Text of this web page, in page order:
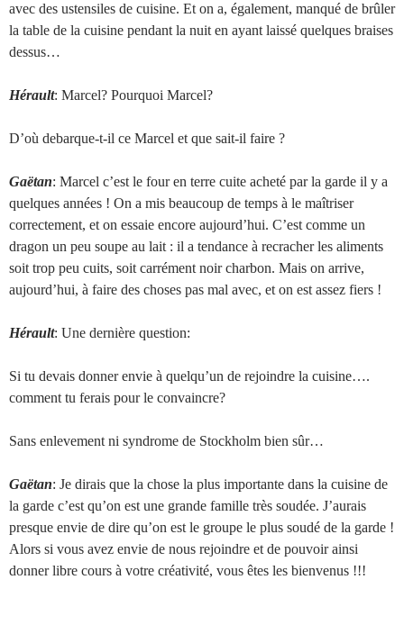
avec des ustensiles de cuisine. Et on a, également, manqué de brûler
la table de la cuisine pendant la nuit en ayant laissé quelques braises
dessus…
Hérault: Marcel? Pourquoi Marcel?
D’où debarque-t-il ce Marcel et que sait-il faire ?
Gaëtan: Marcel c’est le four en terre cuite acheté par la garde il y a
quelques années ! On a mis beaucoup de temps à le maîtriser
correctement, et on essaie encore aujourd’hui. C’est comme un
dragon un peu soupe au lait : il a tendance à recracher les aliments
soit trop peu cuits, soit carrément noir charbon. Mais on arrive,
aujourd’hui, à faire des choses pas mal avec, et on est assez fiers !
Hérault: Une dernière question:
Si tu devais donner envie à quelqu’un de rejoindre la cuisine….
comment tu ferais pour le convaincre?
Sans enlevement ni syndrome de Stockholm bien sûr…
Gaëtan: Je dirais que la chose la plus importante dans la cuisine de
la garde c’est qu’on est une grande famille très soudée. J’aurais
presque envie de dire qu’on est le groupe le plus soudé de la garde !
Alors si vous avez envie de nous rejoindre et de pouvoir ainsi
donner libre cours à votre créativité, vous êtes les bienvenus !!!